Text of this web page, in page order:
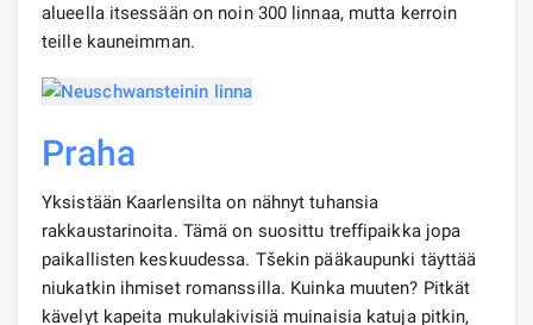
alueella itsessään on noin 300 linnaa, mutta kerroin
teille kauneimman.
Praha
Yksistään Kaarlensilta on nähnyt tuhansia
rakkaustarinoita. Tämä on suosittu treffipaikka jopa
paikallisten keskuudessa. Tšekin pääkaupunki täyttää
niukatkin ihmiset romanssilla. Kuinka muuten? Pitkät
kävelyt kapeita mukulakivisiä muinaisia ​​katuja pitkin,